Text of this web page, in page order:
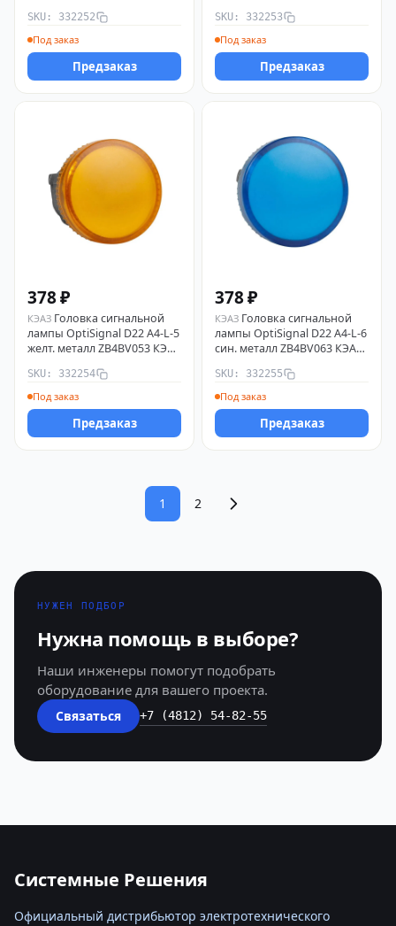
SKU: 332252
Под заказ
Предзаказ
SKU: 332253
Под заказ
Предзаказ
378 ₽
КЭАЗ Головка сигнальной
лампы OptiSignal D22 A4-L-5
желт. металл ZB4BV053 КЭАЗ
SKU: 332254
Под заказ
Предзаказ
378 ₽
КЭАЗ Головка сигнальной
лампы OptiSignal D22 A4-L-6
син. металл ZB4BV063 КЭАЗ
SKU: 332255
Под заказ
Предзаказ
1 2
НУЖЕН ПОДБОР
Нужна помощь в выборе?
Наши инженеры помогут подобрать
оборудование для вашего проекта.
Связаться +7 (4812) 54-82-55
Системные Решения
Официальный дистрибьютор электротехнического